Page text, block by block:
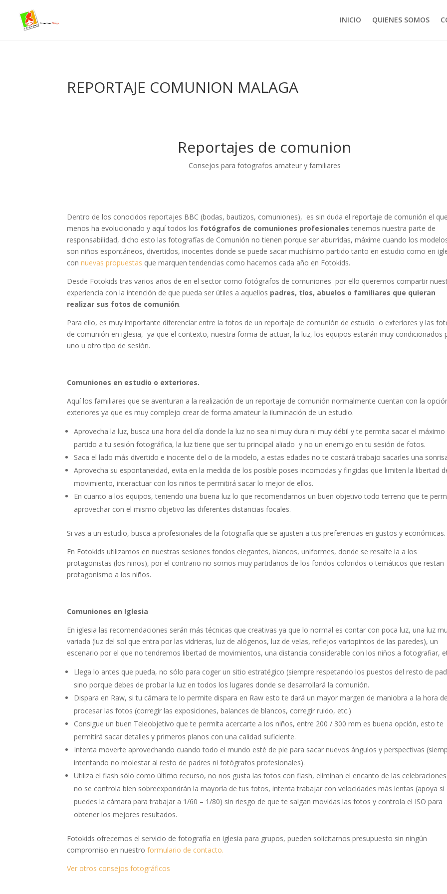
INICIO
QUIENES SOMOS
REPORTAJE COMUNION MALAGA
Reportajes de comunion
Consejos para fotografos amateur y familiares
Dentro de los conocidos reportajes BBC (bodas, bautizos, comuniones), es sin duda el reportaje de comunión el que
menos ha evolucionado y aquí todos los fotógrafos de comuniones profesionales tenemos nuestra parte de
responsabilidad, dicho esto las fotografías de Comunión no tienen porque ser aburridas, máxime cuando los
son niños espontáneos, divertidos, inocentes donde se puede sacar muchísimo partido tanto en estudio como en
connuevas propuestas que marquen tendencias como hacemos cada año en Fotokids.
Desde Fotokids tras varios años de en el sector como fotógrafos de comuniones por ello queremos compartir
experiencia con la intención de que pueda ser útiles a aquellos padres, tíos, abuelos o familiares que quieran
realizar sus fotos de comunión.
Para ello, es muy importante diferenciar entre la fotos de un reportaje de comunión de estudio o exteriores y las
de comunión en iglesia, ya que el contexto, nuestra forma de actuar, la luz, los equipos estarán muy condicionados
uno u otro tipo de sesión.
Comuniones en estudio o exteriores.
Aquí los familiares que se aventuran a la realización de un reportaje de comunión normalmente cuentan con la
exteriores ya que es muy complejo crear de forma amateur la iluminación de un estudio.
Aprovecha la luz, busca una hora del día donde la luz no sea ni muy dura ni muy débil y te permita sacar el máximo
partido a tu sesión fotográfica, la luz tiene que ser tu principal aliado y no un enemigo en tu sesión de fotos.
Saca el lado más divertido e inocente del o de la modelo, a estas edades no te costará trabajo sacarles una
Aprovecha su espontaneidad, evita en la medida de los posible poses incomodas y fingidas que limiten la libertad
movimiento, interactuar con los niños te permitirá sacar lo mejor de ellos.
En cuanto a los equipos, teniendo una buena luz lo que recomendamos un buen objetivo todo terreno que te
aprovechar con el mismo objetivo las diferentes distancias focales.
Si vas a un estudio, busca a profesionales de la fotografía que se ajusten a tus preferencias en gustos y económicas.
En Fotokids utilizamos en nuestras sesiones fondos elegantes, blancos, uniformes, donde se resalte la a los
protagonistas (los niños), por el contrario no somos muy partidarios de los fondos coloridos o temáticos que restan
protagonismo a los niños.
Comuniones en Iglesia
En iglesia las recomendaciones serán más técnicas que creativas ya que lo normal es contar con poca luz, una luz
variada (luz del sol que entra por las vidrieras, luz de alógenos, luz de velas, reflejos variopintos de las paredes), un
escenario por el que no tendremos libertad de movimientos, una distancia considerable con los niños a fotografiar,
Llega lo antes que pueda, no sólo para coger un sitio estratégico (siempre respetando los puestos del resto de
sino porque debes de probar la luz en todos los lugares donde se desarrollará la comunión.
Dispara en Raw, si tu cámara te lo permite dispara en Raw esto te dará un mayor margen de maniobra a la hora de
procesar las fotos (corregir las exposiciones, balances de blancos, corregir ruido, etc.)
Consigue un buen Teleobjetivo que te permita acercarte a los niños, entre 200 / 300 mm es buena opción, esto te
permitirá sacar detalles y primeros planos con una calidad suficiente.
Intenta moverte aprovechando cuando todo el mundo esté de pie para sacar nuevos ángulos y perspectivas
intentando no molestar al resto de padres ni fotógrafos profesionales).
Utiliza el flash sólo como último recurso, no nos gusta las fotos con flash, eliminan el encanto de las
no se controla bien sobreexpondrán la mayoría de tus fotos, intenta trabajar con velocidades más lentas (apoya si
puedes la cámara para trabajar a 1/60 – 1/80) sin riesgo de que te salgan movidas las fotos y controla el ISO para
obtener los mejores resultados.
Fotokids ofrecemos el servicio de fotografía en iglesia para grupos, pueden solicitarnos presupuesto sin ningún
compromiso en nuestroformulario de contacto.
Ver otros consejos fotográficos